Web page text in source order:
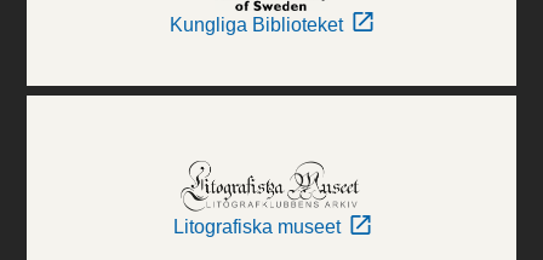
Kungliga Biblioteket
Litografiska museet